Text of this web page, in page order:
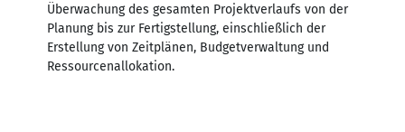
Überwachung des gesamten Projektverlaufs von der
Planung bis zur Fertigstellung, einschließlich der
Erstellung von Zeitplänen, Budgetverwaltung und
Ressourcenallokation.